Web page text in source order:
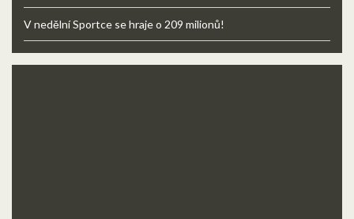
V nedělní Sportce se hraje o 209 milionů!